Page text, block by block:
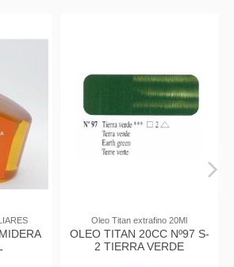
Oleo Titan extrafino 20Ml
OLEO TITAN 20CC Nº97 S-
2 TIERRA VERDE